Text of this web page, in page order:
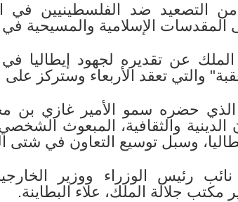
التصعيد ضد الفلسطينيين في
المقدسات الإسلامية والمسيحية
عن تقديره لجهود إيطاليا
والتي تعقد الأربعاء وستركز
الذي حضره سمو الأمير غازي بن
والثقافية، المبعوث الشخصي
وسبل توسيع التعاون في شتى
رئيس الوزراء ووزير
مكتب جلالة الملك، علاء البطاينة.